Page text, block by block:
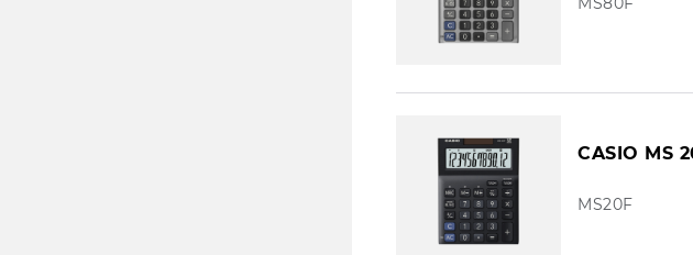
CASIO MS
MS20F